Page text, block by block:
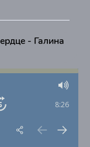
- Галина
8:26